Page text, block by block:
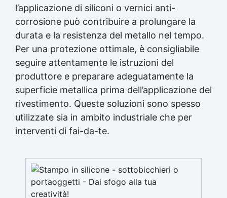
l’applicazione di siliconi o vernici anti-
corrosione può contribuire a prolungare la
durata e la resistenza del metallo nel tempo.
Per una protezione ottimale, è consigliabile
seguire attentamente le istruzioni del
produttore e preparare adeguatamente la
superficie metallica prima dell’applicazione del
rivestimento. Queste soluzioni sono spesso
utilizzate sia in ambito industriale che per
interventi di fai-da-te.